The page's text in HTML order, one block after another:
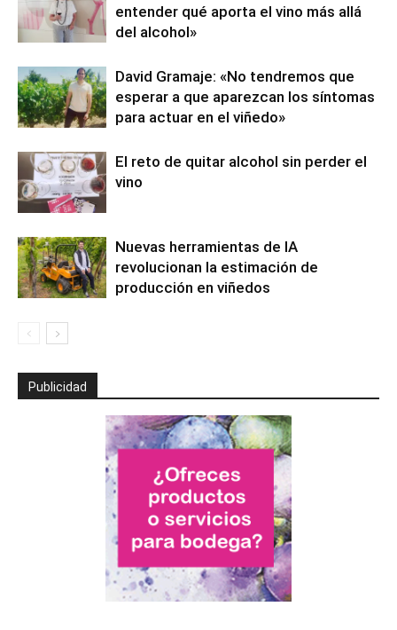
entender qué aporta el vino más allá
del alcohol»
David Gramaje: «No tendremos que
esperar a que aparezcan los síntomas
para actuar en el viñedo»
El reto de quitar alcohol sin perder el
vino
Nuevas herramientas de IA
revolucionan la estimación de
producción en viñedos
Publicidad